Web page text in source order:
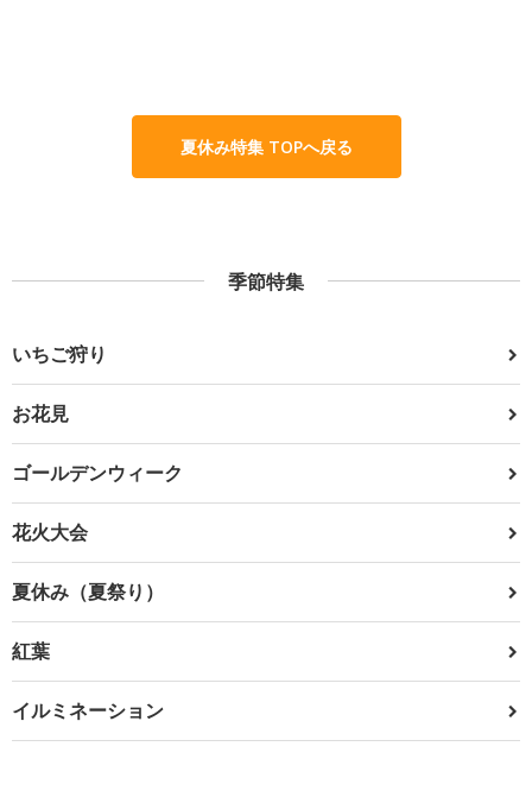
夏休み特集 TOPへ戻る
季節特集
いちご狩り
お花見
ゴールデンウィーク
花火大会
夏休み（夏祭り）
紅葉
イルミネーション